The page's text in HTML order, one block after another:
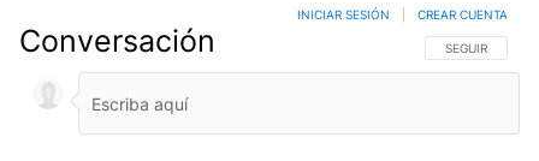
Conversación SIGA ESTA
SEGUIR
INICIAR SESIÓN CREAR CUENTA